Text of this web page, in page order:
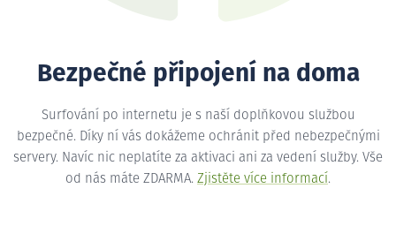
Bezpečné připojení na doma
Surfování po internetu je s naší doplňkovou službou
bezpečné. Díky ní vás dokážeme ochránit před nebezpečnými
servery. Navíc nic neplatíte za aktivaci ani za vedení služby. Vše
od nás máte ZDARMA. Zjistěte více informací.